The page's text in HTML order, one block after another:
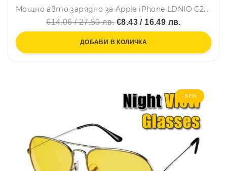
Мощно авто зарядно за Apple iPhone LDNIO C29, 2 USB 3.4A, кабел Apple iPhone
€14.06 / 27.50 лв.€8.43 / 16.49 лв.
ДОБАВИ В КОЛИЧКА
-57%